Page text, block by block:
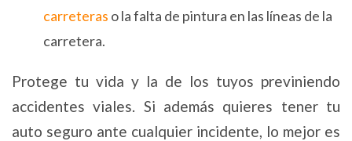
carreteras o la falta de pintura en las líneas de la
carretera.
Protege tu vida y la de los tuyos previniendo
accidentes viales. Si además quieres tener tu
auto seguro ante cualquier incidente, lo mejor es